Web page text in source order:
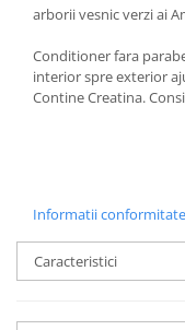
arborii vesnic verzi ai
Conditioner fara
interior spre exterior
Contine Creatina.
Informatii
Caracteristici